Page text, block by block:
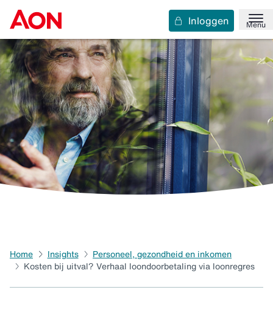
Menu
Inloggen
Home Insights
Personeel, gezondheid en inkomen
Kosten bij uitval? Verhaal loondoorbetaling via loonregres